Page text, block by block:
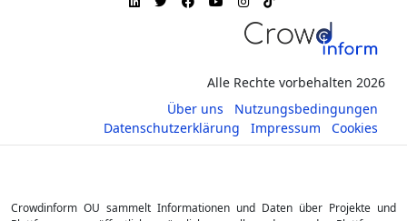
Alle Rechte vorbehalten 2026
Über uns
Nutzungsbedingungen
Datenschutzerklärung
Impressum Cookies
Crowdinform OU sammelt Informationen und Daten über Projekte und